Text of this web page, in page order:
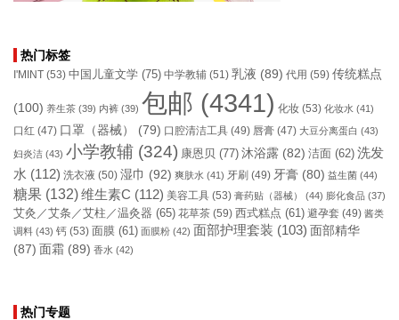
热门标签
I'MINT (53) 中国儿童文学 (75) 中学教辅 (51) 乳液 (89) 代用 (59) 传统糕点
(100) 养生茶 (39) 内裤 (39) 包邮 (4341) 化妆 (53) 化妆水 (41)
口红 (47) 口罩（器械） (79) 口腔清洁工具 (49) 唇膏 (47) 大豆分离蛋白 (43)
妇炎洁 (43) 小学教辅 (324) 康恩贝 (77) 沐浴露 (82) 洁面 (62) 洗发
水 (112) 洗衣液 (50) 湿巾 (92) 爽肤水 (41) 牙刷 (49) 牙膏 (80) 益生菌 (44)
糖果 (132)维生素C (112) 美容工具 (53) 膏药贴（器械） (44) 膨化食品 (37)
艾灸／艾条／艾柱／温灸器 (65) 花草茶 (59) 西式糕点 (61) 避孕套 (49) 酱类
调料 (43) 钙 (53) 面膜 (61) 面膜粉 (42) 面部护理套装 (103) 面部精华
(87) 面霜 (89) 香水 (42)
热门专题